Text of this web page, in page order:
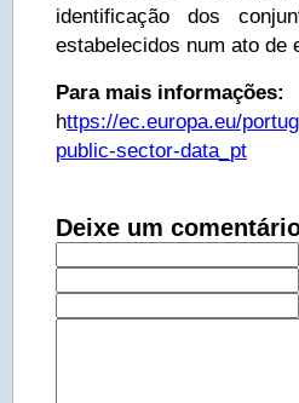
identificação dos
estabelecidos num ato de
Para mais informações:
https://ec.europa.eu/
public-sector-data_pt
Deixe um